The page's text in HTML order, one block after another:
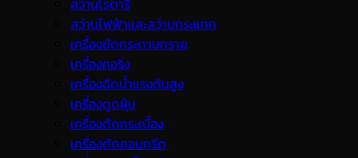
สว่านโรตารี
สว่านไฟฟ้าและสว่านกระแทก
เครื่องขัดกระดาษทราย
เครื่องคอริ่ง
เครื่องฉีดน้ำแรงดันสูง
เครื่องดูดฝุ่น
เครื่องตัดกระเบื้อง
เครื่องตัดคอนกรีต